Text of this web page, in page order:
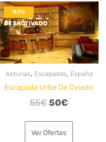
9.1%
DESACTIVADO
Asturias, Escapadas, España
Escapada Urbe De Oviedo
55€El
original
50€El
Ver Ofertas